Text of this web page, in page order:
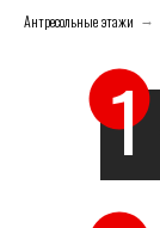
Антресольные этажи →
1